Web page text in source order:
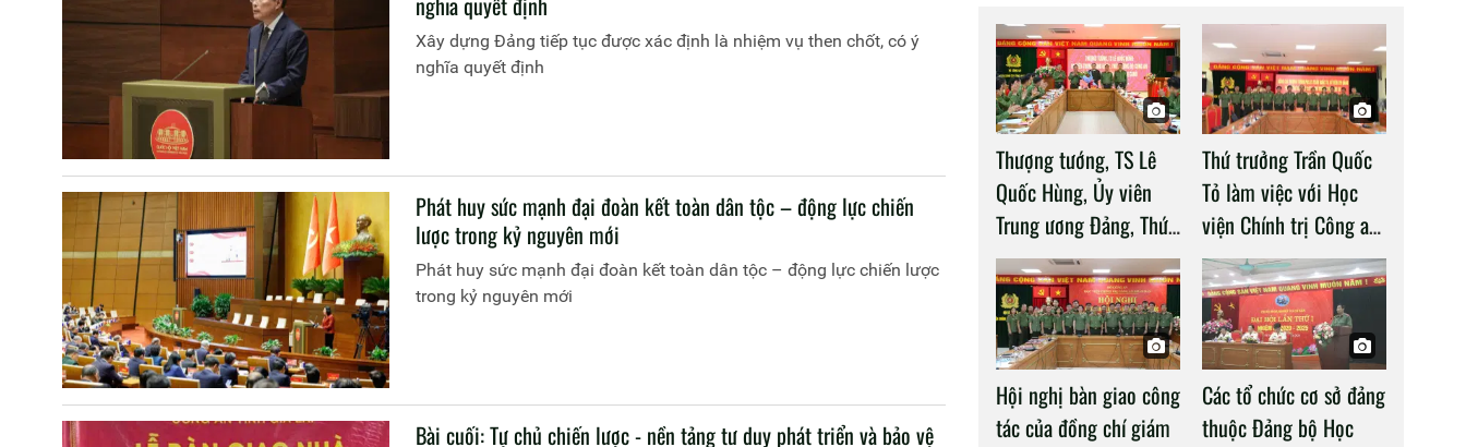
Xây dựng Đảng tiếp tục được xác định là nhiệm vụ then chốt, có ý
nghĩa quyết định
Phát huy sức mạnh đại đoàn kết toàn dân tộc – động lực chiến
lược trong kỷ nguyên mới
Phát huy sức mạnh đại đoàn kết toàn dân tộc – động lực chiến lược
trong kỷ nguyên mới
Bài cuối: Tự chủ chiến lược - nền tảng tư duy phát triển và bảo vệ
Thượng tướng, TS Lê
Quốc Hùng, Ủy viên
Trung ương Đảng, Thứ
trưởng Bộ Công an làm
việc với Học viện
Chính trị Công an nhân
dân
Thứ trưởng Trần Quốc
Tỏ làm việc với Học
viện Chính trị Công an
nhân dân
Hội nghị bàn giao công
tác của đồng chí giám
Các tổ chức cơ sở đảng
thuộc Đảng bộ Học